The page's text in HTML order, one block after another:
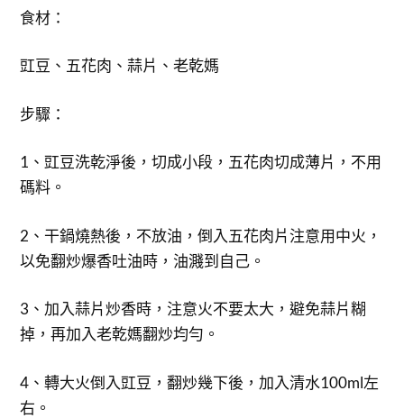
食材：
豇豆、五花肉、蒜片、老乾媽
步驟：
1、豇豆洗乾淨後，切成小段，五花肉切成薄片，不用
碼料。
2、干鍋燒熱後，不放油，倒入五花肉片注意用中火，
以免翻炒爆香吐油時，油濺到自己。
3、加入蒜片炒香時，注意火不要太大，避免蒜片糊
掉，再加入老乾媽翻炒均勻。
4、轉大火倒入豇豆，翻炒幾下後，加入清水100ml左
右。